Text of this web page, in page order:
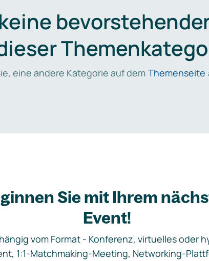
eine andere Kategorie auf dem Themenseite
Sie mit Ihrem
Event!
vom Format - Konferenz, virtuelles oder
1:1-Matchmaking-Meeting, Networking-